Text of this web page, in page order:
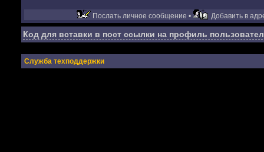
Послать личное сообщение • Добавить в
Код для вставки в пост ссылки на профиль
Служба техподдержки